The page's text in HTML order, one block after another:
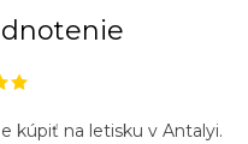
kúpiť na letisku v Antalyi.